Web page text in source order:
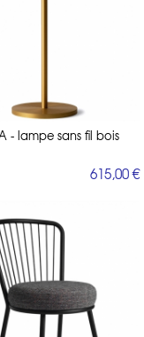
- lampe sans fil bois
615,00 €